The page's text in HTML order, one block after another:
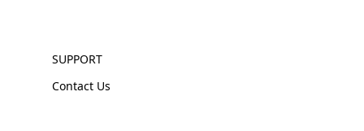
SUPPORT
Contact Us